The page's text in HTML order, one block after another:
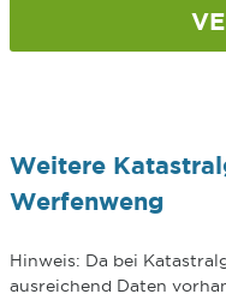
Weitere
Werfenweng
Hinweis: Da bei
ausreichend Daten